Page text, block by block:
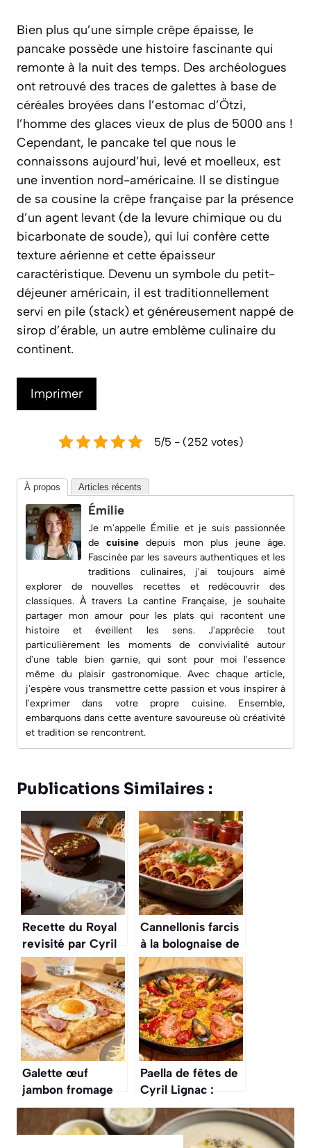
Bien plus qu’une simple crêpe épaisse, le
pancake possède une histoire fascinante qui
remonte à la nuit des temps. Des archéologues
ont retrouvé des traces de galettes à base de
céréales broyées dans l’estomac d’Ötzi,
l’homme des glaces vieux de plus de 5000 ans !
Cependant, le pancake tel que nous le
connaissons aujourd’hui, levé et moelleux, est
une invention nord-américaine. Il se distingue
de sa cousine la crêpe française par la présence
d’un agent levant (de la levure chimique ou du
bicarbonate de soude), qui lui confère cette
texture aérienne et cette épaisseur
caractéristique. Devenu un symbole du petit-
déjeuner américain, il est traditionnellement
servi en pile (stack) et généreusement nappé de
sirop d’érable, un autre emblème culinaire du
continent.
Imprimer
5/5 - (252 votes)
À propos Articles récents
Émilie
Je m'appelle Émilie et je suis passionnée
decuisine depuis mon plus jeune âge.
Fascinée par les saveurs authentiques et les
traditions culinaires, j'ai toujours aimé
explorer de nouvelles recettes et redécouvrir des
classiques. À travers La cantine Française, je souhaite
partager mon amour pour les plats qui racontent une
histoire et éveillent les sens. J'apprécie tout
particulièrement les moments de convivialité autour
d'une table bien garnie, qui sont pour moi l'essence
même du plaisir gastronomique. Avec chaque article,
j'espère vous transmettre cette passion et vous inspirer à
l'exprimer dans votre propre cuisine. Ensemble,
embarquons dans cette aventure savoureuse où créativité
et tradition se rencontrent.
Publications Similaires :
Recette du Royal
revisité par Cyril
Lignac :
découvrez la
version raffinée
Cannellonis farcis
à la bolognaise de
Cyril Lignac :
recette
savoureuse
Galette œuf
jambon fromage
de Cyril Lignac :
recette
savoureuse et
Paella de fêtes de
Cyril Lignac :
recette
gourmande